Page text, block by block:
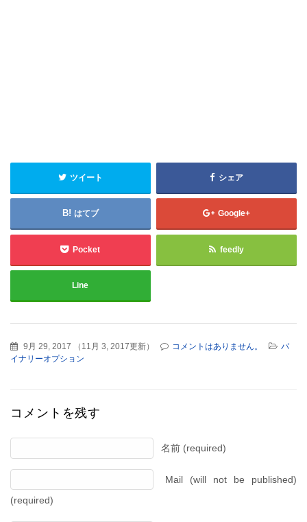
ツイート シェア
はてブ Google+
Pocket feedly
Line
9月 29, 2017 （ 11月 3, 2017更新） コメントはありません。
バ
イナリーオプション
コメントを残す
名前 (required)
Mail (will not be published)
(required)